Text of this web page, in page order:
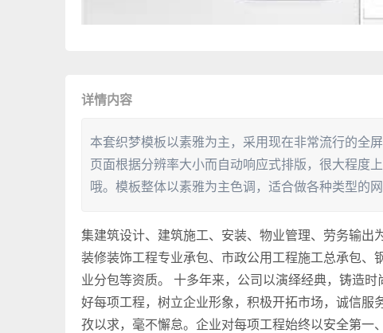
详情内容
本套织梦模板以素雅为主，采用现在非常流行的全
页面根据分辨率大小而自动响应式排版，很大程度
哦。模板整体以素雅为主色调，适合做各种类型的网
集建筑设计、建筑施工、安装、物业管理、劳务输
装修装饰工程专业承包、市政公用工程施工总承包
业分包等资质。 十多年来，公司以演绎经典，铸造
好每项工程，树立企业形象，积极开拓市场，诚信
孜以求，毫不懈怠。企业对每项工程始终以安全第